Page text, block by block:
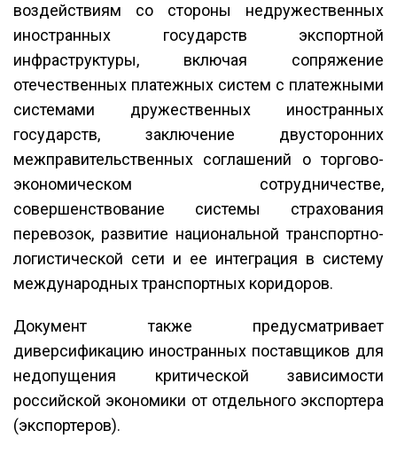
воздействиям со стороны недружественных
иностранных государств экспортной
инфраструктуры, включая сопряжение
отечественных платежных систем с платежными
системами дружественных иностранных
государств, заключение двусторонних
межправительственных соглашений о торгово-
экономическом сотрудничестве,
совершенствование системы страхования
перевозок, развитие национальной транспортно-
логистической сети и ее интеграция в систему
международных транспортных коридоров.
Документ также предусматривает
диверсификацию иностранных поставщиков для
недопущения критической зависимости
российской экономики от отдельного экспортера
(экспортеров).